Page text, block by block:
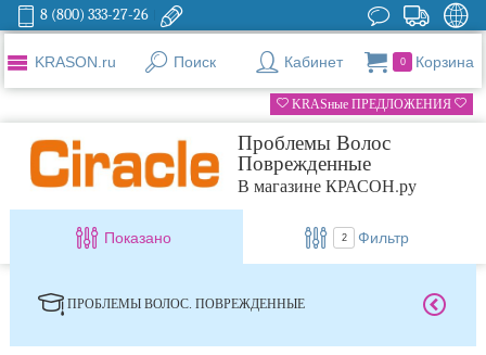
8 (800) 333-27-26
KRASON.ru Поиск Кабинет 0 Корзина
KRASные ПРЕДЛОЖЕНИЯ
Проблемы Волос
Поврежденные
В магазине КРАСОН.ру
Показано 2 Фильтр
ПРОБЛЕМЫ ВОЛОС. ПОВРЕЖДЕННЫЕ